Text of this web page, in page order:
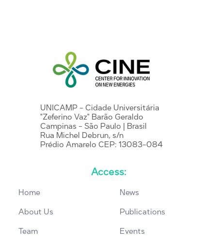
UNICAMP - Cidade Universitária
"Zeferino Vaz" Barão Geraldo
Campinas - São Paulo | Brasil
Rua Michel Debrun, s/n
Prédio Amarelo CEP: 13083-084
Access:
Home
About Us
Team
News
Publications
Events